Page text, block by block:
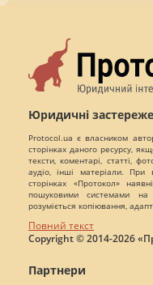
Юридичні
Protocol.ua є власником
сторінках даного ресурсу,
тексти, коментарі, статті,
аудіо, інші матеріали. При
сторінках «Протокол»
пошуковими системами на
розуміється копіювання,
Повний текст
Copyright © 2014-2026
Партнери